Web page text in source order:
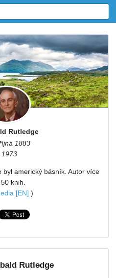
Rutledge
1883
1973
byl americký básník. Autor více
knih.
[EN] )
Rutledge